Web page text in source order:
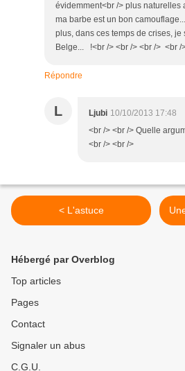
évidemment<br /> plus naturelles
ma barbe est un bon
plus, dans ces temps de crises,
Belge... !<br /> <br /> <br /> <br /
Répondre
L Ljubi 10/10/2013 17:48
<br /> <br /> Quelle
<br /> <br />
< L'astuce
Hébergé par Overblog
Top articles
Pages
Contact
Signaler un abus
C.G.U.